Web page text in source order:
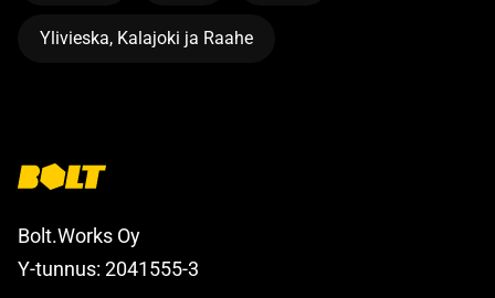
Ylivieska, Kalajoki ja Raahe
Bolt.Works Oy
Y-tunnus: 2041555-3